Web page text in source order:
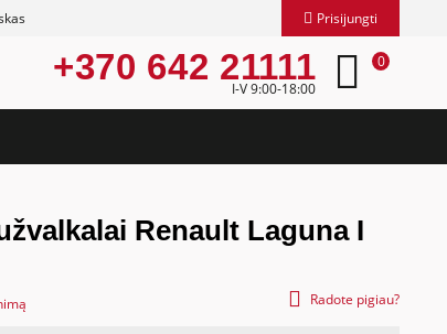
Prisijungti
+370 642 21111
I-V 9:00-18:00
0
Renault Laguna I
Radote pigiau?